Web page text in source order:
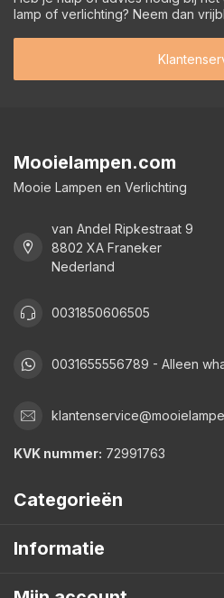
lamp of verlichting? Neem dan
Mooielampen.com
Mooie Lampen en Verlichting
van Andel Ripkestraat 9
8802 XA Franeker
Nederland
0031850606505
0031655556789 - Alleen
KVK nummer: 72991763
Categorieën
Informatie